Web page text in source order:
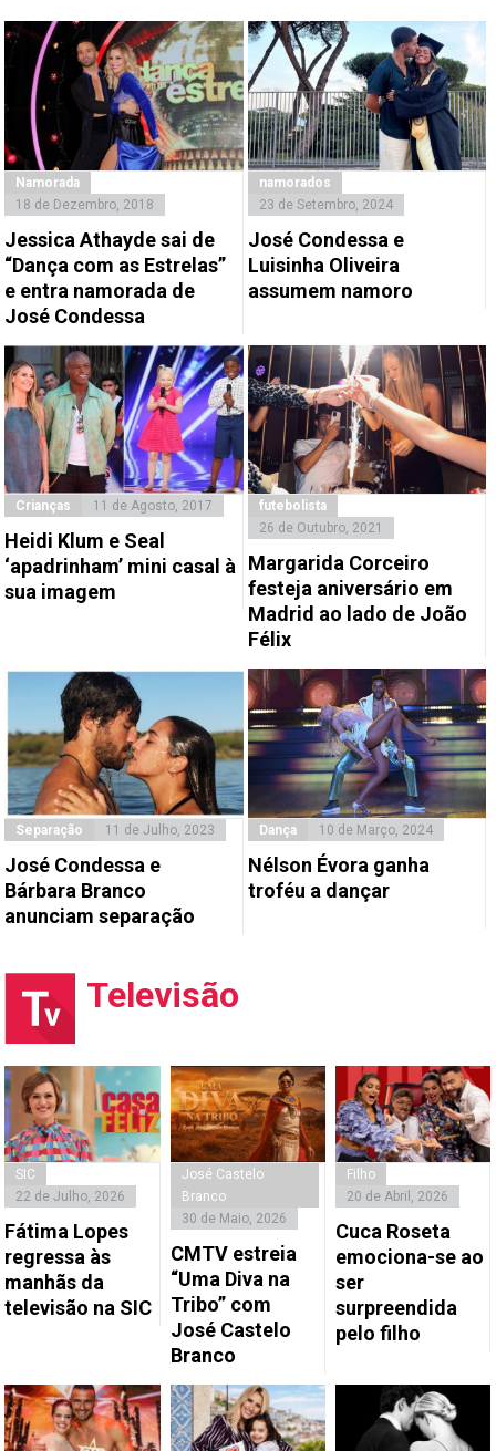
Namorada
18 de Dezembro, 2018
Jessica Athayde sai de
“Dança com as Estrelas”
e entra namorada de
José Condessa
namorados
23 de Setembro, 2024
José Condessa e
Luisinha Oliveira
assumem namoro
Crianças 11 de Agosto, 2017
Heidi Klum e Seal
‘apadrinham’ mini casal à
sua imagem
futebolista
26 de Outubro, 2021
Margarida Corceiro
festeja aniversário em
Madrid ao lado de João
Félix
Separação 11 de Julho, 2023
José Condessa e
Bárbara Branco
anunciam separação
Dança 10 de Março, 2024
Nélson Évora ganha
troféu a dançar
Televisão
SIC
22 de Julho, 2026
Fátima Lopes
regressa às
manhãs da
televisão na SIC
José Castelo
Branco
30 de Maio, 2026
CMTV estreia
“Uma Diva na
Tribo” com
José Castelo
Branco
Filho
20 de Abril, 2026
Cuca Roseta
emociona-se ao
ser
surpreendida
pelo filho